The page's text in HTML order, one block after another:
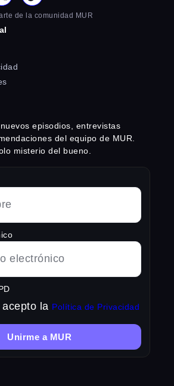
de la comunidad MUR
episodios, entrevistas
del equipo de MUR.
misterio del bueno.
la Política de Privacidad
Unirme a MUR